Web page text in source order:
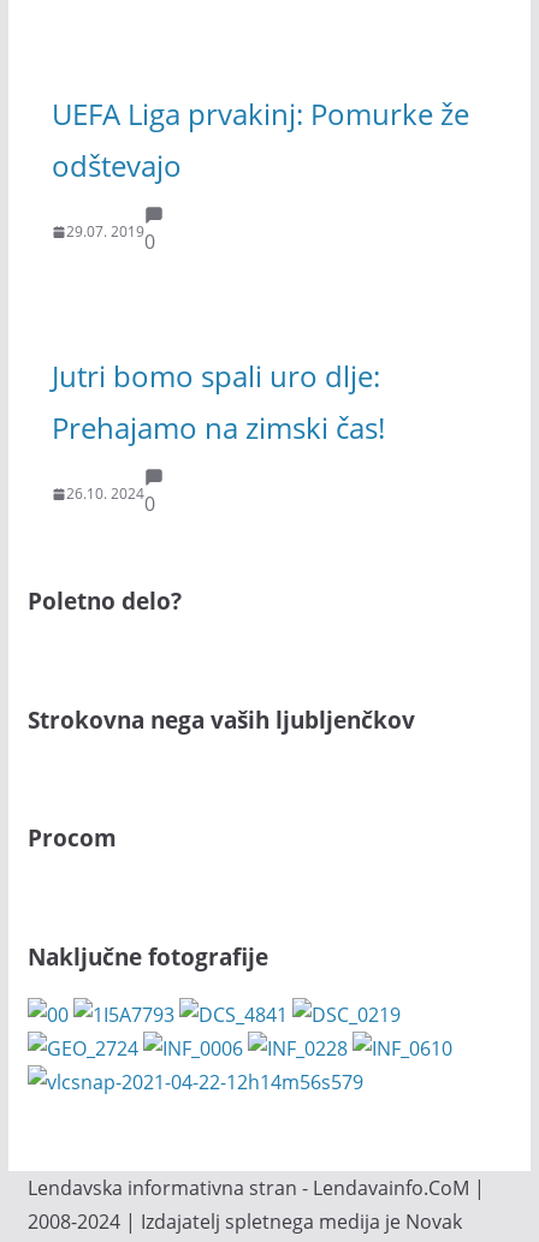
UEFA Liga prvakinj: Pomurke že
odštevajo
29.07. 20190
Jutri bomo spali uro dlje:
Prehajamo na zimski čas!
26.10. 20240
Poletno delo?
Strokovna nega vaših ljubljenčkov
Procom
Naključne fotografije
Lendavska informativna stran - Lendavainfo.CoM |
2008-2024 | Izdajatelj spletnega medija je Novak